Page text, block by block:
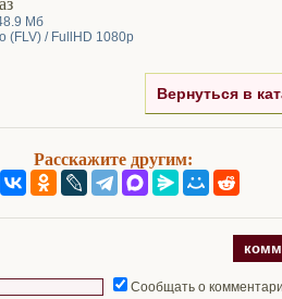
Мб
(FLV) / FullHD 1080p
Вернуться в
Расскажите другим:
Сообщать о